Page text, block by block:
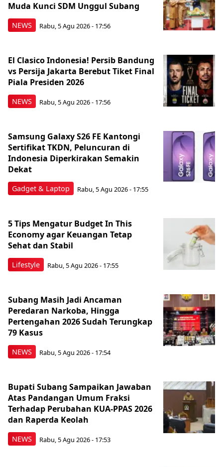
NEWS
Muda Kunci SDM Unggul Subang
Rabu, 5 Agu 2026 - 17:56
NEWS
El Clasico Indonesia! Persib Bandung
vs Persija Jakarta Berebut Tiket Final
Piala Presiden 2026
Rabu, 5 Agu 2026 - 17:56
Gadget & Laptop
Samsung Galaxy S26 FE Kantongi
Sertifikat TKDN, Peluncuran di
Indonesia Diperkirakan Semakin
Dekat
Rabu, 5 Agu 2026 - 17:55
Lifestyle
5 Tips Mengatur Budget In This
Economy agar Keuangan Tetap
Sehat dan Stabil
Rabu, 5 Agu 2026 - 17:55
NEWS
Subang Masih Jadi Ancaman
Peredaran Narkoba, Hingga
Pertengahan 2026 Sudah Terungkap
79 Kasus
Rabu, 5 Agu 2026 - 17:54
NEWS
Bupati Subang Sampaikan Jawaban
Atas Pandangan Umum Fraksi
Terhadap Perubahan KUA-PPAS 2026
dan Raperda Keolah
Rabu, 5 Agu 2026 - 17:53